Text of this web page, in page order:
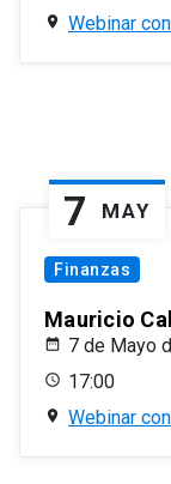
Webinar
7 MAY
Finanzas
Mauricio
7 de Mayo
17:00
Webinar